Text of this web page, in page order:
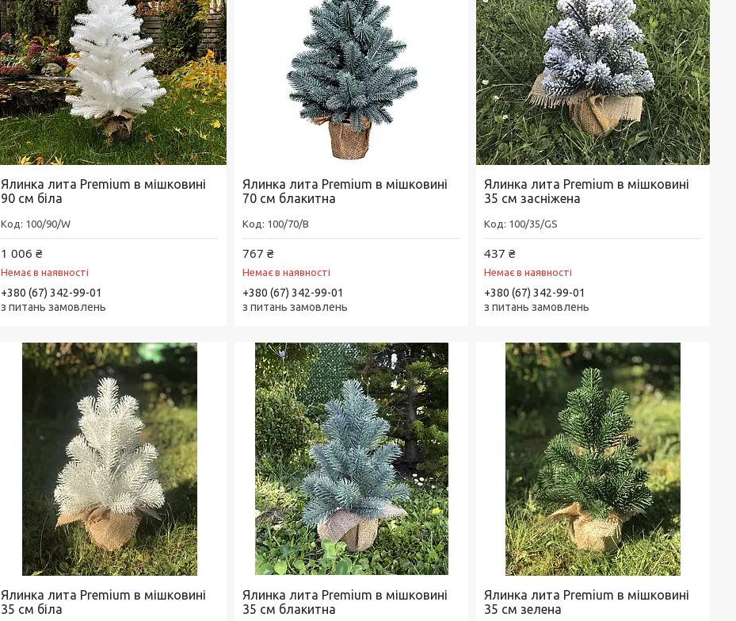
Ялинка лита Premium в мішковині
90 см біла
100/90/W
1 006 ₴
Немає в наявності
+380 (67) 342-99-01
з питань замовлень
Ялинка лита Premium в мішковині
70 см блакитна
100/70/B
767 ₴
Немає в наявності
+380 (67) 342-99-01
з питань замовлень
Ялинка лита Premium в мішковині
35 см засніжена
100/35/GS
437 ₴
Немає в наявності
+380 (67) 342-99-01
з питань замовлень
Ялинка лита Premium в мішковині
35 см біла
Ялинка лита Premium в мішковині
35 см блакитна
Ялинка лита Premium в мішковині
35 см зелена